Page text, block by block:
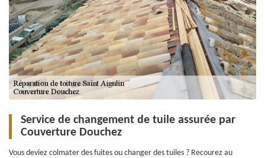
Service de changement de tuile assurée par
Couverture Douchez
Vous deviez colmater des fuites ou changer des tuiles ? Recourez au